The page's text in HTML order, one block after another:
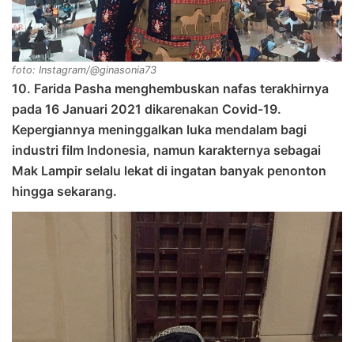
foto: Instagram/@ginasonia73
10. Farida Pasha menghembuskan nafas terakhirnya
pada 16 Januari 2021 dikarenakan Covid-19.
Kepergiannya meninggalkan luka mendalam bagi
industri film Indonesia, namun karakternya sebagai
Mak Lampir selalu lekat di ingatan banyak penonton
hingga sekarang.